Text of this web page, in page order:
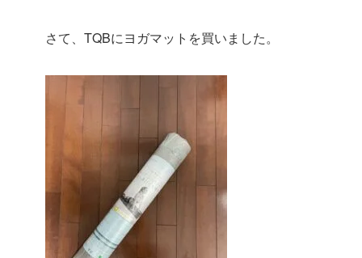
さて、TQBにヨガマットを買いました。